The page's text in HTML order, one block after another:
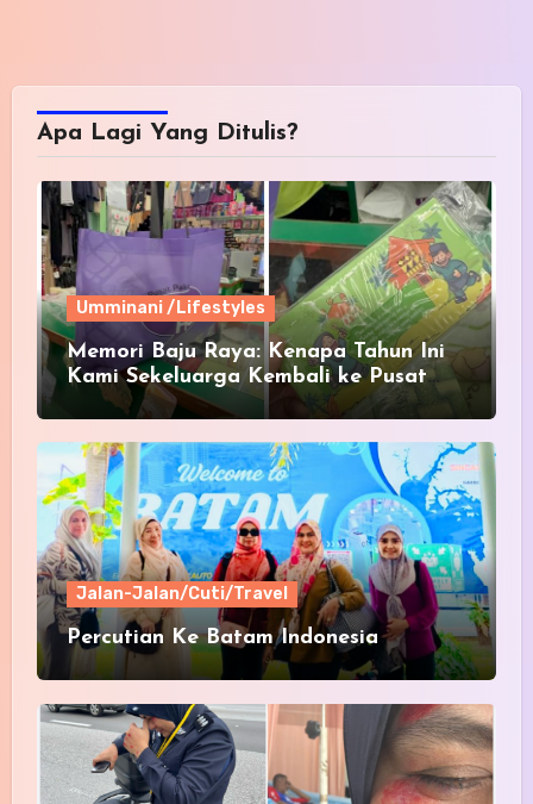
Apa Lagi Yang Ditulis?
Umminani /Lifestyles
Memori Baju Raya: Kenapa Tahun Ini
Kami Sekeluarga Kembali ke Pusat
Pakaian Hari-Hari?
Jalan-Jalan/Cuti/Travel
Percutian Ke Batam Indonesia